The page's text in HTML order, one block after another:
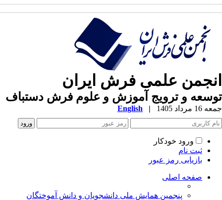
علمی فرش ایران
و ترویج آموزش و علوم فرش دستباف
مرداد 1405 |
English
ورود خودکار
ثبت نام
بازیابی رمز عبور
صفحه اصلی
پنجمین همایش ملی دانشجویان و دانش آموختگان